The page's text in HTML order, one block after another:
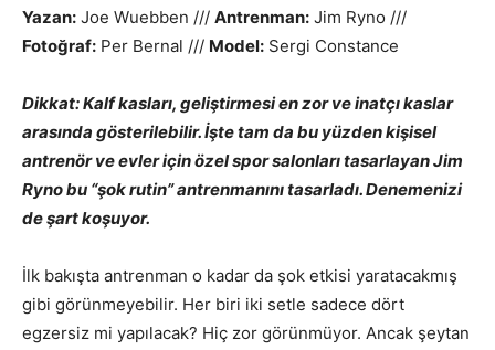
Yazan: Joe Wuebben /// Antrenman: Jim Ryno ///
Fotoğraf: Per Bernal /// Model: Sergi Constance
Dikkat: Kalf kasları, geliştirmesi en zor ve inatçı kaslar
arasında gösterilebilir. İşte tam da bu yüzden kişisel
antrenör ve evler için özel spor salonları tasarlayan Jim
Ryno bu “şok rutin” antrenmanını tasarladı. Denemenizi
de şart koşuyor.
İlk bakışta antrenman o kadar da şok etkisi yaratacakmış
gibi görünmeyebilir. Her biri iki setle sadece dört
egzersiz mi yapılacak? Hiç zor görünmüyor. Ancak şeytan